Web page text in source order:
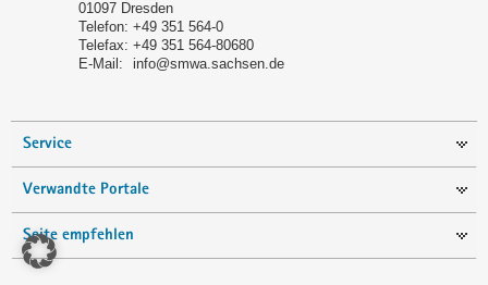
01097 Dresden
Telefon: +49 351 564-0
Telefax: +49 351 564-80680
E-Mail:
info@smwa.sachsen.de
Service
Verwandte Portale
Seite empfehlen